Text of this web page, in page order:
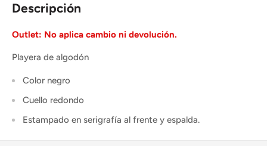
Descripción
Outlet: No aplica cambio ni devolución.
Playera de algodón
Color negro
Cuello redondo
Estampado en serigrafía al frente y espalda.